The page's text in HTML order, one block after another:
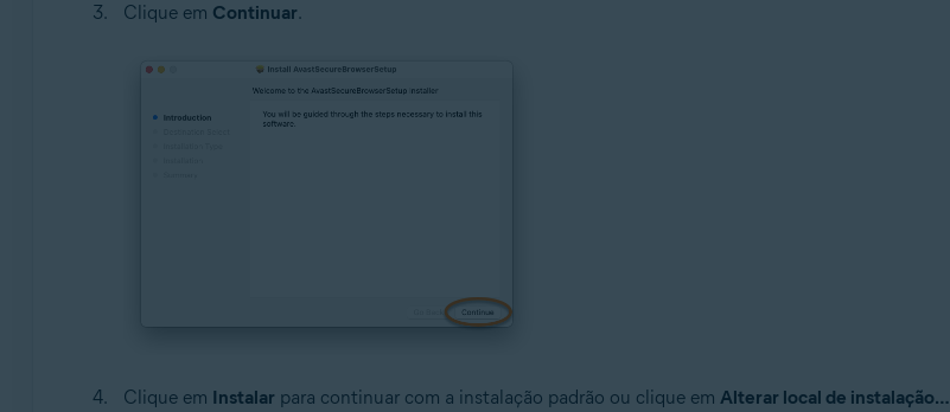
Clique em Continuar.
Clique em Instalar para continuar com a instalação padrão ou clique em Alterar local de instalação…